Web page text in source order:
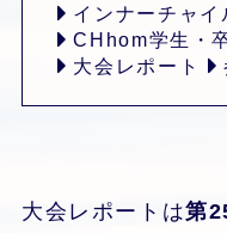
インナーチャイ
CHhom学生・
大会レポート
大会レポートは第